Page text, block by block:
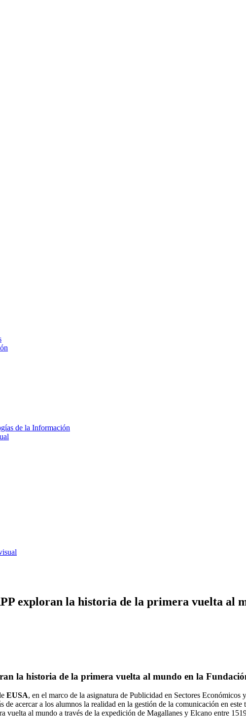
de la Información
exploran la historia de la primera vuelta al
la historia de la primera vuelta al mundo en la
EUSA, en el marco de la asignatura de Publicidad en Sectores
de acercar a los alumnos la realidad en la gestión de la comunicación en
vuelta al mundo a través de la expedición de Magallanes y Elcano entre